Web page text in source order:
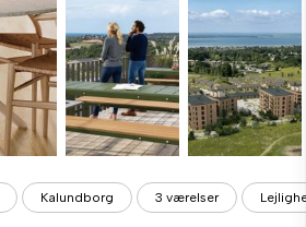
Kalundborg 3 værelser